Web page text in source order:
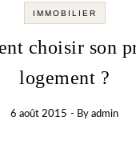
IMMOBILIER
choisir son
logement ?
6 août 2015 - Byadmin